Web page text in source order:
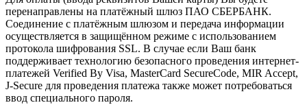
перенаправлены на платёжный шлюз ПАО СБЕРБАНК.
Соединение с платёжным шлюзом и передача информации
осуществляется в защищённом режиме с использованием
протокола шифрования SSL. В случае если Ваш банк
поддерживает технологию безопасного проведения интернет-
платежей Verified By Visa, MasterCard SecureCode, MIR Accept,
J-Secure для проведения платежа также может потребоваться
ввод специального пароля.